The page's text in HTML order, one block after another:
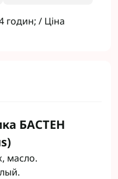
годин; / Ціна
БАСТЕН
масло.